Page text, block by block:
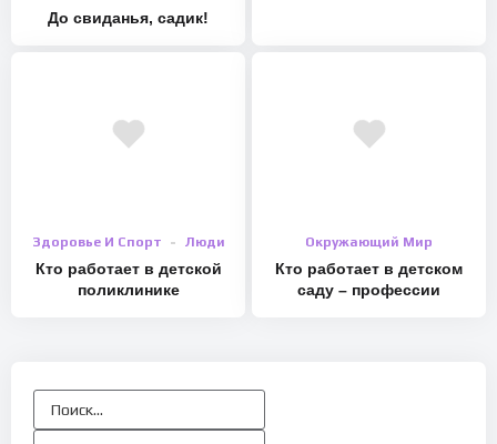
До свиданья, садик!
Здоровье И Спорт Люди
Кто работает в детской
поликлинике
Окружающий Мир
Кто работает в детском
саду – профессии